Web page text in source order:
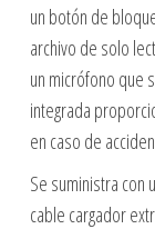
un botón de
archivo de solo
un micrófono que
integrada
en caso de
Se suministra con
cable cargador